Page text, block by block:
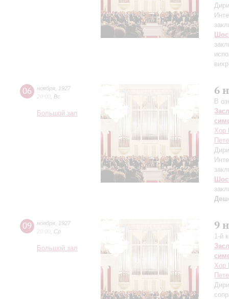
06 ноября
1927
20:00 Вс
Большой зал
6
В
Хор
09 ноября
1927
20:00 Ср
Большой зал
9
1-й
Хор